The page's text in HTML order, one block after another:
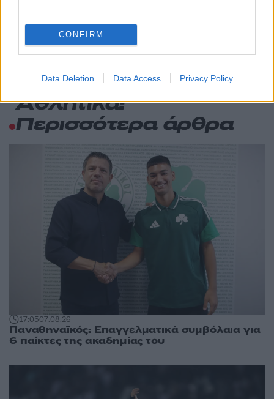
CONFIRM
Data Deletion Data Access Privacy Policy
θεωρηθούν δωρεές και να επιβληθεί
φόρος – Τι ισχυεί για τις γονικές παροχές
Αθλητικά:
Περισσότερα άρθρα
17:0507.08.26
Παναθηναϊκός: Επαγγελματικά συμβόλαια για
6 παίκτες της ακαδημίας του